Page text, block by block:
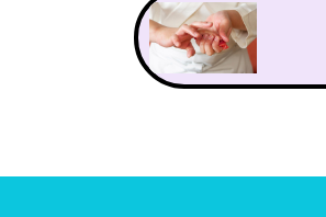
ケータリングプラン